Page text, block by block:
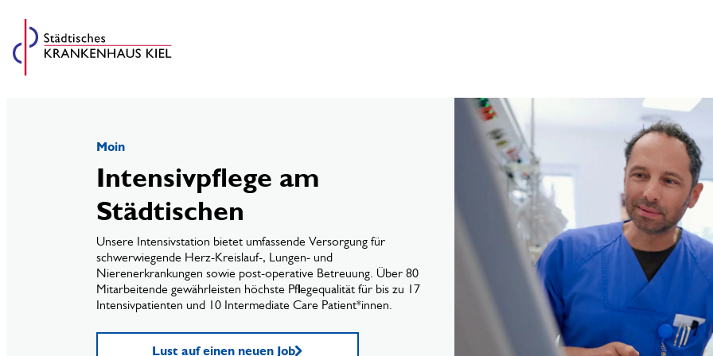
Moin
Intensivpflege am
Städtischen
Unsere Intensivstation bietet umfassende Versorgung für
schwerwiegende Herz-Kreislauf-, Lungen- und
Nierenerkrankungen sowie post-operative Betreuung. Über 80
Mitarbeitende gewährleisten höchste Pflegequalität für bis zu 17
Intensivpatienten und 10 Intermediate Care Patient*innen.
Lust auf einen neuen Job